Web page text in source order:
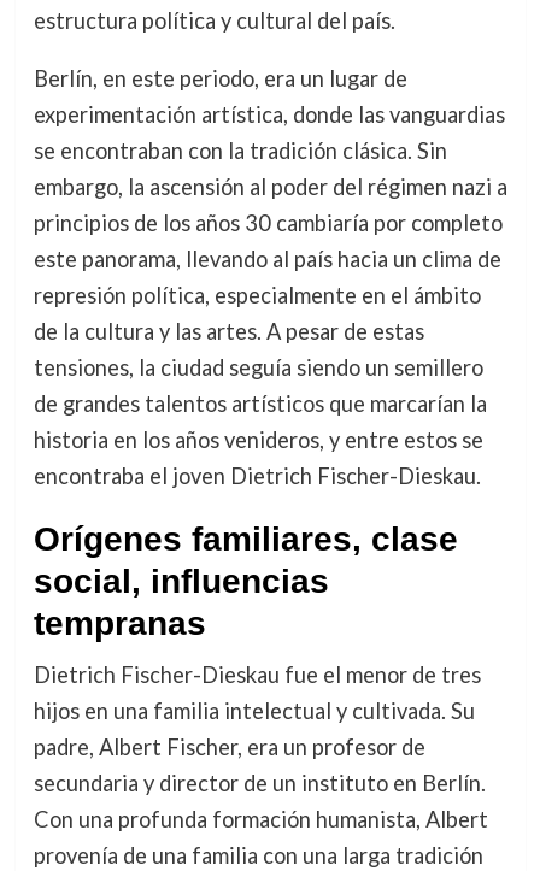
estructura política y cultural del país.
Berlín, en este periodo, era un lugar de
experimentación artística, donde las vanguardias
se encontraban con la tradición clásica. Sin
embargo, la ascensión al poder del régimen nazi a
principios de los años 30 cambiaría por completo
este panorama, llevando al país hacia un clima de
represión política, especialmente en el ámbito
de la cultura y las artes. A pesar de estas
tensiones, la ciudad seguía siendo un semillero
de grandes talentos artísticos que marcarían la
historia en los años venideros, y entre estos se
encontraba el joven Dietrich Fischer-Dieskau.
Orígenes familiares, clase
social, influencias
tempranas
Dietrich Fischer-Dieskau fue el menor de tres
hijos en una familia intelectual y cultivada. Su
padre, Albert Fischer, era un profesor de
secundaria y director de un instituto en Berlín.
Con una profunda formación humanista, Albert
provenía de una familia con una larga tradición